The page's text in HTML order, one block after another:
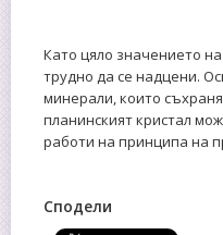
Като цяло значението
трудно да се надцени.
минерали, които
планинският кристал
работи на принципа на
Сподели